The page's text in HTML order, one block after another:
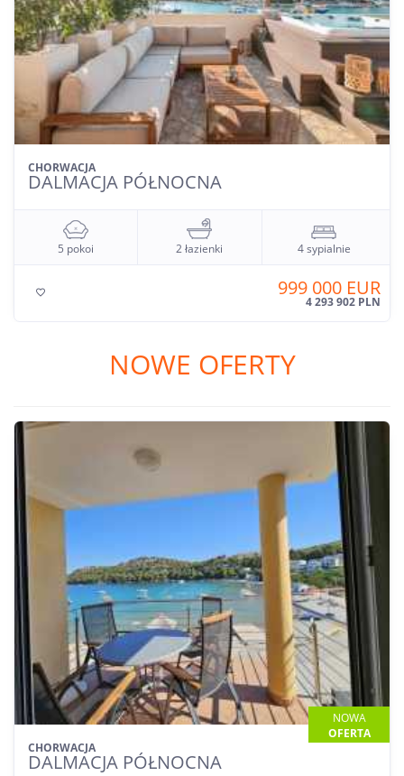
CHORWACJA
WYSPA CIOVO
3 pokoje 1 łazienka 2 sypialnie
 215 000 EUR
924 113 PLN
NOWE OFERTY
NOWA
OFERTA
CHORWACJA
DALMACJA ŚRODKOWA